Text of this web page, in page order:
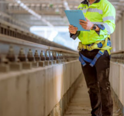
Saarland
Sachsen
Thüringen